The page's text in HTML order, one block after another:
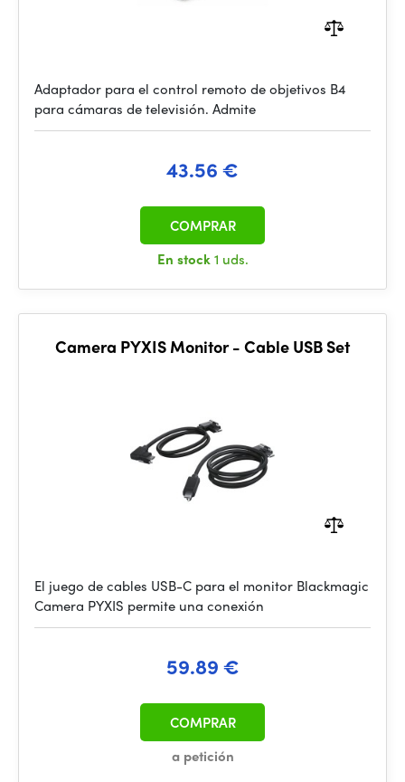
Adaptador para el control remoto de objetivos B4
para cámaras de televisión. Admite
43.56 €
En stock1 uds.
COMPRAR
Camera PYXIS Monitor - Cable USB Set
El juego de cables USB-C para el monitor Blackmagic
Camera PYXIS permite una conexión
59.89 €
a petición
COMPRAR